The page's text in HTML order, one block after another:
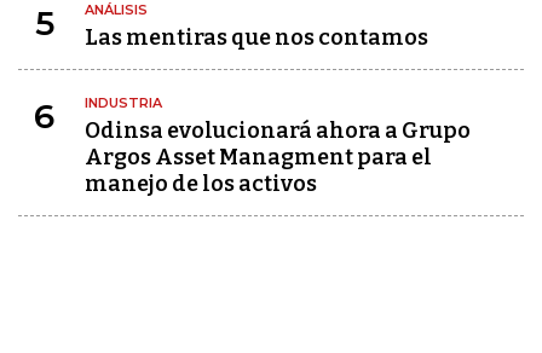
5 ANÁLISIS
Las mentiras que nos contamos
6 INDUSTRIA
Odinsa evolucionará ahora a Grupo
Argos Asset Managment para el
manejo de los activos